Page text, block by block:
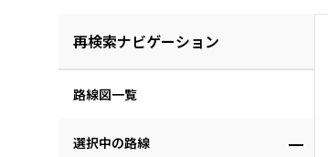
再検索ナビゲーション
路線図一覧
選択中の路線